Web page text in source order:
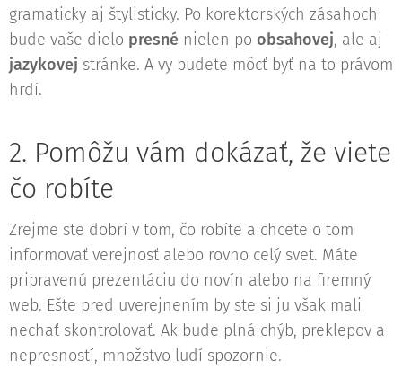
gramaticky aj štylisticky. Po korektorských zásahoch
bude vaše dielo presné nielen po obsahovej, ale aj
jazykovej stránke. A vy budete môcť byť na to právom
hrdí.
2. Pomôžu vám dokázať, že viete
čo robíte
Zrejme ste dobrí v tom, čo robíte a chcete o tom
informovať verejnosť alebo rovno celý svet. Máte
pripravenú prezentáciu do novín alebo na firemný
web. Ešte pred uverejnením by ste si ju však mali
nechať skontrolovať. Ak bude plná chýb, preklepov a
nepresností, množstvo ľudí spozornie.